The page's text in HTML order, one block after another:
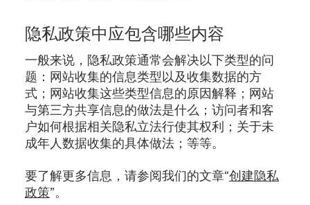
隐私政策中应包含哪些内容
一般来说，隐私政策通常会解决以下类型的问
题：网站收集的信息类型以及收集数据的方
式；网站收集这些类型信息的原因解释；网站
与第三方共享信息的做法是什么；访问者和客
户如何根据相关隐私立法行使其权利；关于未
成年人数据收集的具体做法；等等。
要了解更多信息，请参阅我们的文章“创建隐私
政策”。